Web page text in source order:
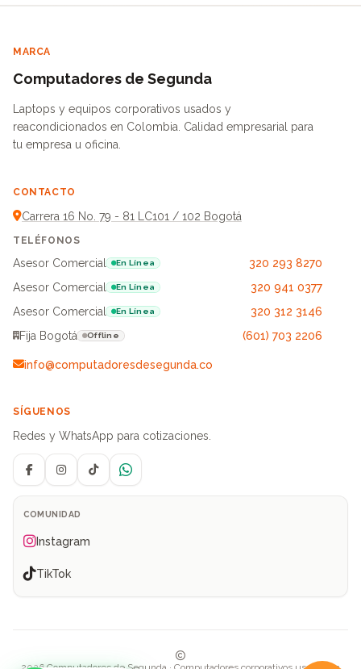
MARCA
Computadores de Segunda
Laptops y equipos corporativos usados y
reacondicionados en Colombia. Calidad empresarial para
tu empresa u oficina.
CONTACTO
Carrera 16 No. 79 - 81 LC101 / 102 Bogotá
TELÉFONOS
Asesor Comercial En Línea
320 293 8270
Asesor Comercial
En Línea
320 941 0377
Asesor Comercial
En Línea
320 312 3146
Fija Bogotá
Offline (601) 703 2206
info@computadoresdesegunda.co
SÍGUENOS
Redes y WhatsApp para cotizaciones.
FacebookInstagramTikTokWhatsApp
COMUNIDAD
Instagram
TikTok